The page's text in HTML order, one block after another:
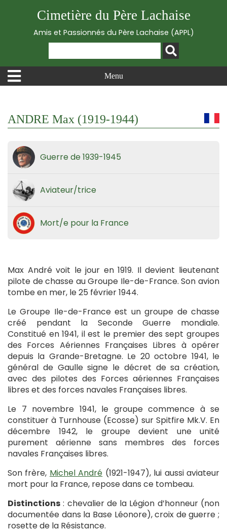
Cimetière du Père Lachaise
Amis et Passionnés du Père Lachaise (APPL)
Menu
ANDRE Max (1919-1944)
Guerre de 1939-1945
Aviateur/trice
Mort/e pour la France
Max André voit le jour en 1919. Il devient lieutenant
pilote de chasse au Groupe Ile-de-France. Son avion
tombe en mer, le 25 février 1944.
Le Groupe Ile-de-France est un groupe de chasse
créé pendant la Seconde Guerre mondiale.
Constitué en 1941, il est le premier des sept groupes
des Forces Aériennes Françaises Libres à opérer
depuis la Grande-Bretagne. Le 20 octobre 1941, le
général de Gaulle signe le décret de sa création,
avec des pilotes des Forces aériennes Françaises
libres et des forces navales Françaises libres.
Le 7 novembre 1941, le groupe commence à se
constituer à Turnhouse (Ecosse) sur Spitfire Mk.V. En
décembre 1942, le groupe devient une unité
purement aérienne sans membres des forces
navales Françaises libres.
Son frère, Michel André (1921-1947), lui aussi aviateur
mort pour la France, repose dans ce tombeau.
Distinctions : chevalier de la Légion d’honneur (non
documentée dans la Base Léonore), croix de guerre ;
rosette de la Résistance.